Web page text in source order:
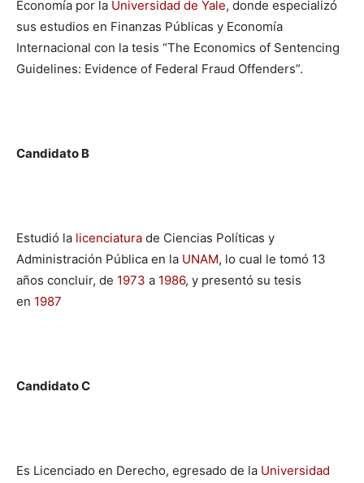
Economía por la Universidad de Yale, donde especializó
sus estudios en Finanzas Públicas y Economía
Internacional con la tesis “The Economics of Sentencing
Guidelines: Evidence of Federal Fraud Offenders”. ​
Candidato B
Estudió la licenciatura de Ciencias Políticas y
Administración Pública en la UNAM, lo cual le tomó 13
años concluir, de 1973 a 1986, y presentó su tesis
en 1987
Candidato C
Es Licenciado en Derecho, egresado de la Universidad